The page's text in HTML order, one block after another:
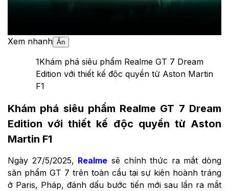
Xem nhanh Ẩn
1Khám phá siêu phẩm Realme GT 7 Dream
Edition với thiết kế độc quyền từ Aston Martin
F1
Khám phá siêu phẩm Realme GT 7 Dream
Edition với thiết kế độc quyền từ Aston
Martin F1
Ngày 27/5/2025, Realme sẽ chính thức ra mắt dòng
sản phẩm GT 7 trên toàn cầu tại sự kiện hoành tráng
ở Paris, Pháp, đánh dấu bước tiến mới sau lần ra mắt